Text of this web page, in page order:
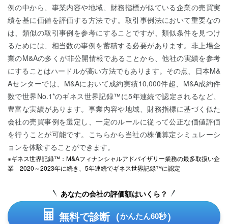
例の中から、事業内容や地域、財務指標が似ている企業の売買実
績を基に価値を評価する方法です。取引事例法において重要なの
は、類似の取引事例を参考にすることですが、類似条件を見つけ
るためには、相当数の事例を蓄積する必要があります。非上場企
業のM&Aの多くが非公開情報であることから、他社の実績を参考
にすることはハードルが高い方法でもあります。その点、日本M&
Aセンターでは、M&Aにおいて成約実績10,000件超、M&A成約件
数で世界No.1*のギネス世界記録™に5年連続で認定されるなど、
豊富な実績があります。事業内容や地域、財務指標に基づく似た
会社の売買事例を選定し、一定のルールに従って公正な価値評価
を行うことが可能です。こちらから当社の株価算定シミュレーシ
ョンを体験することができます。
※ギネス世界記録™：M&Aフィナンシャルアドバイザリー業務の最多取扱い企
業 2020～2023年に続き、5年連続でギネス世界記録™に認定
あなたの会社の評価額はいくら？
無料で診断（かんたん60秒）